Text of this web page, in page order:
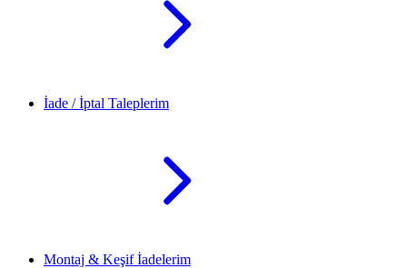
İade / İptal Taleplerim
Montaj & Keşif İadelerim